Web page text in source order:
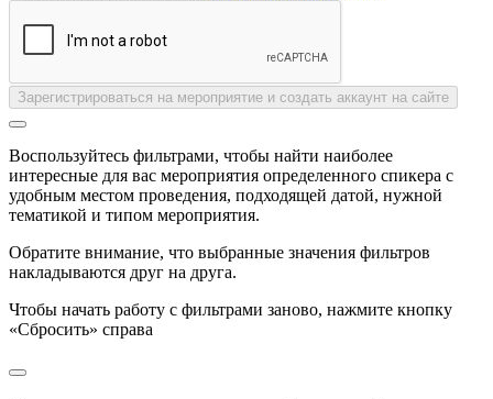
Зарегистрироваться на мероприятие и создать аккаунт на сайте
Воспользуйтесь фильтрами, чтобы найти наиболее
интересные для вас мероприятия определенного спикера с
удобным местом проведения, подходящей датой, нужной
тематикой и типом мероприятия.
Обратите внимание, что выбранные значения фильтров
накладываются друг на друга.
Чтобы начать работу с фильтрами заново, нажмите кнопку
«Сбросить» справа